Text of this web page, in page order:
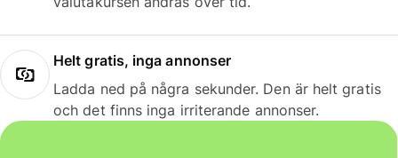
Helt gratis, inga annonser
Ladda ned på några sekunder. Den är helt gratis
och det finns inga irriterande annonser.